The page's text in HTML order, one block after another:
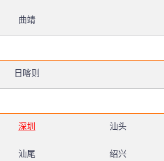
曲靖
日喀则
深圳 汕头
汕尾 绍兴